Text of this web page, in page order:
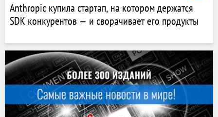
Anthropic купила стартап, на котором держатся
SDK конкурентов — и сворачивает его продукты